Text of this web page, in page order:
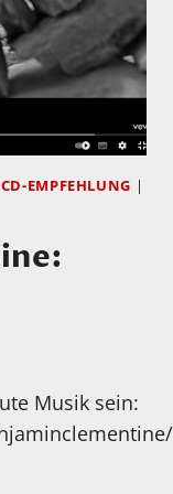
CD-EMPFEHLUNG |
Musik sein: